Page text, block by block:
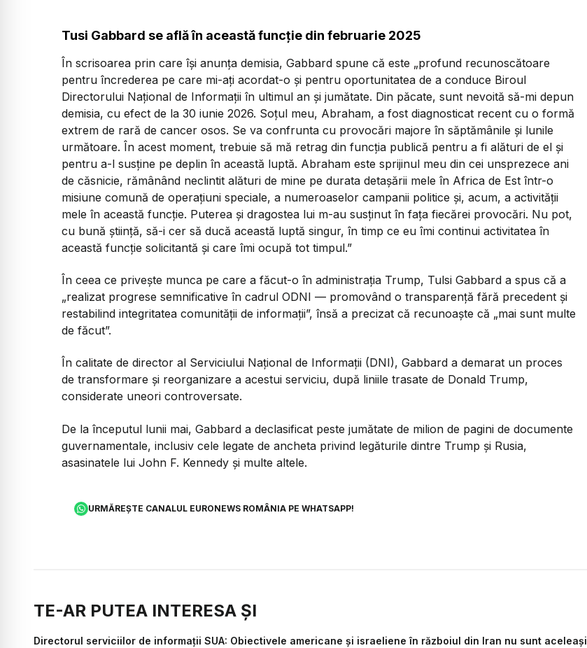
Tusi Gabbard se află în această funcție din februarie 2025
În scrisoarea prin care își anunța demisia, Gabbard spune că este „profund recunoscătoare
pentru încrederea pe care mi-ați acordat-o și pentru oportunitatea de a conduce Biroul
Directorului Național de Informații în ultimul an și jumătate. Din păcate, sunt nevoită să-mi depun
demisia, cu efect de la 30 iunie 2026. Soțul meu, Abraham, a fost diagnosticat recent cu o formă
extrem de rară de cancer osos. Se va confrunta cu provocări majore în săptămânile și lunile
următoare. În acest moment, trebuie să mă retrag din funcția publică pentru a fi alături de el și
pentru a-l susține pe deplin în această luptă. Abraham este sprijinul meu din cei unsprezece ani
de căsnicie, rămânând neclintit alături de mine pe durata detașării mele în Africa de Est într-o
misiune comună de operațiuni speciale, a numeroaselor campanii politice și, acum, a activității
mele în această funcție. Puterea și dragostea lui m-au susținut în fața fiecărei provocări. Nu pot,
cu bună știință, să-i cer să ducă această luptă singur, în timp ce eu îmi continui activitatea în
această funcție solicitantă și care îmi ocupă tot timpul.”
În ceea ce privește munca pe care a făcut-o în administrația Trump, Tulsi Gabbard a spus că a
„realizat progrese semnificative în cadrul ODNI — promovând o transparență fără precedent și
restabilind integritatea comunității de informații”, însă a precizat că recunoaște că „mai sunt multe
de făcut”.
În calitate de director al Serviciului Național de Informații (DNI), Gabbard a demarat un proces
de transformare și reorganizare a acestui serviciu, după liniile trasate de Donald Trump,
considerate uneori controversate.
De la începutul lunii mai, Gabbard a declasificat peste jumătate de milion de pagini de documente
guvernamentale, inclusiv cele legate de ancheta privind legăturile dintre Trump și Rusia,
asasinatele lui John F. Kennedy și multe altele.
URMĂREȘTE CANALUL EURONEWS ROMÂNIA PE WHATSAPP!
TE-AR PUTEA INTERESA ȘI
Directorul serviciilor de informații SUA: Obiectivele americane și israeliene în războiul din Iran nu sunt aceleași